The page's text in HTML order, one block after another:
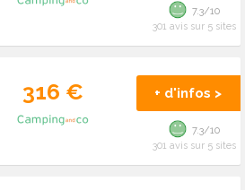
7.3/10
301 avis sur 5 sites
316 € + d'infos >
7.3/10
301 avis sur 5 sites